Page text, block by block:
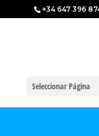
+34 647 396
Seleccionar Página